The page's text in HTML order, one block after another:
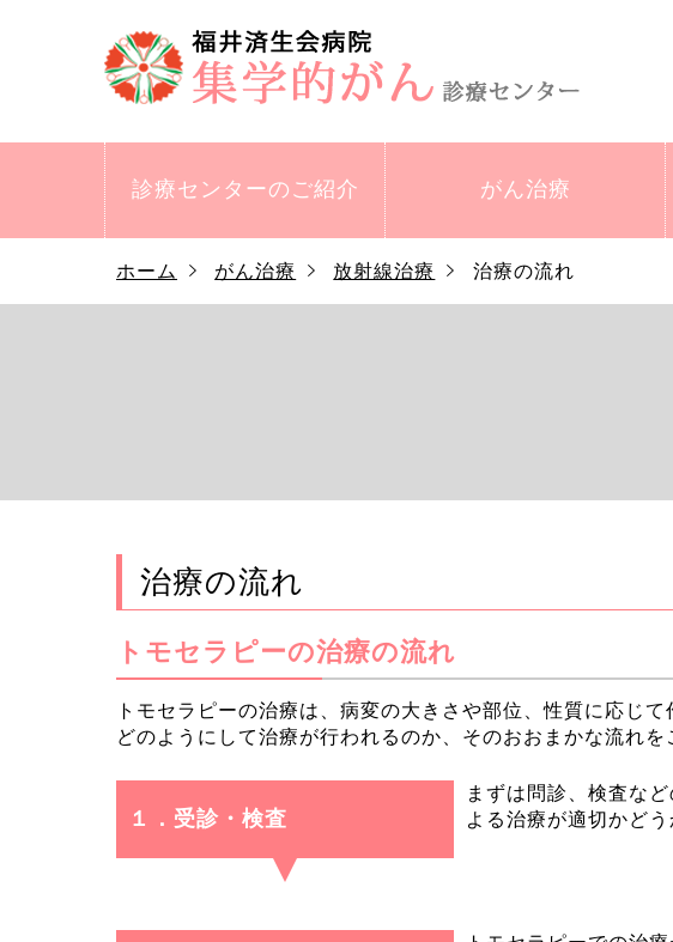
診療センターの ご紹介 がん治療
ホーム がん治療 放射線治療 治療の流れ
治療の流れ
トモセラピーの治療の流れ
トモセラピーの治療は、病変の大きさや部位、性質に応じ
どのようにして治療が行われるのか、そのおおまかな流れを
１．受診・検査
まずは問診、検査な
よる治療が適切かどう